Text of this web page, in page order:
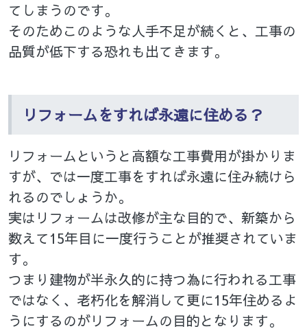
てしまうのです。
そのためこのような人手不足が続くと、工事の
品質が低下する恐れも出てきます。
リフォームをすれば永遠に住める？
リフォームというと高額な工事費用が掛かりま
すが、では一度工事をすれば永遠に住み続けら
れるのでしょうか。
実はリフォームは改修が主な目的で、新築から
数えて15年目に一度行うことが推奨されていま
す。
つまり建物が半永久的に持つ為に行われる工事
ではなく、老朽化を解消して更に15年住めるよ
うにするのがリフォームの目的となります。